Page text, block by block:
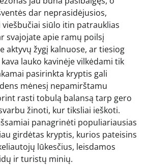
dar neprasidėjusios,
siūlo itin patrauklias
svajojate apie ramų poilsį
aktyvų žygį kalnuose, ar tiesiog
lauko kavinėje vilkėdami tik
pasirinkta kryptis gali
mėnesį nepamirštamu
rasti tobulą balansą tarp gero
žinoti, kur tiksliai ieškoti.
panagrinėti populiariausias
girdėtas kryptis, kurios pateisins
lūkesčius, leisdamos
ir turistų minių.